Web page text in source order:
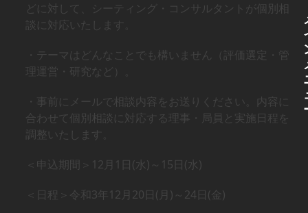
どに対して、シーティング・コンサルタントが個別相
談に対応いたします。
・テーマはどんなことでも構いません（評価選定・管
理運営・研究など）。
・事前にメールで相談内容をお送りください。内容に
合わせて個別相談に対応する理事・局員と実施日程を
調整いたします。
＜申込期間＞12月1日(水)～15日(水)
＜日程＞令和3年12月20日(月)～24日(金)